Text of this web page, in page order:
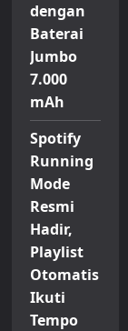
dengan
Baterai
Jumbo
7.000
mAh
Spotify
Running
Mode
Resmi
Hadir,
Playlist
Otomatis
Ikuti
Tempo